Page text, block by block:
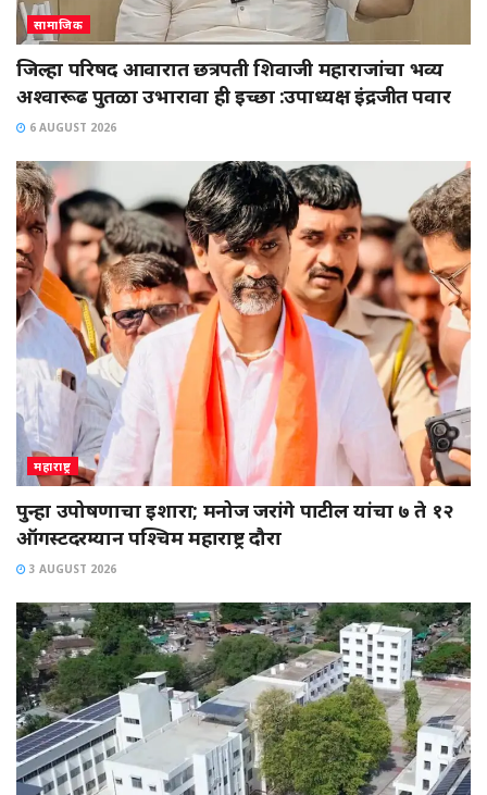
सामाजिक
जिल्हा परिषद आवारात छत्रपती शिवाजी महाराजांचा भव्य
अश्वारूढ पुतळा उभारावा ही इच्छा :उपाध्यक्ष इंद्रजीत पवार
6 AUGUST 2026
महाराष्ट्र
पुन्हा उपोषणाचा इशारा; मनोज जरांगे पाटील यांचा ७ ते १२
ऑगस्टदरम्यान पश्चिम महाराष्ट्र दौरा
3 AUGUST 2026